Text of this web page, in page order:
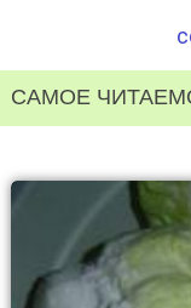
САМОЕ